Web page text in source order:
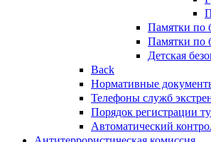
Памятки по
Памятки по
Детская
Back
Нормативные
Телефоны служб
Порядок регистрации
Автоматический